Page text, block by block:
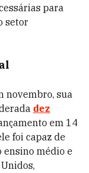
para
setor
novembro, sua
dez
em 14
foi capaz de
ensino médio e